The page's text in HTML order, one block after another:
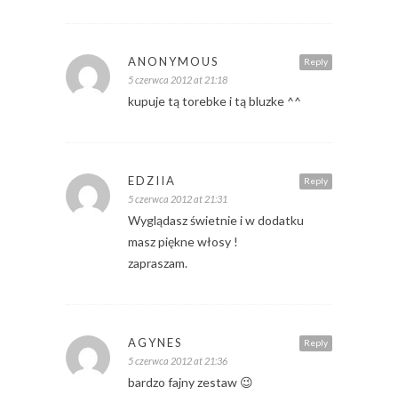
Reply
ANONYMOUS
5 czerwca 2012 at 21:18
kupuje tą torebke i tą bluzke ^^
Reply
EDZIIA
5 czerwca 2012 at 21:31
Wyglądasz świetnie i w dodatku
masz piękne włosy !
zapraszam.
Reply
AGYNES
5 czerwca 2012 at 21:36
bardzo fajny zestaw 😉